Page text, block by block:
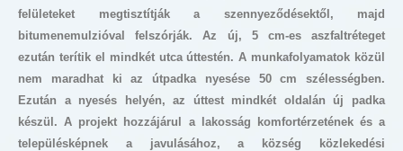
felületeket megtisztítják a szennyeződésektől, majd
bitumenemulzióval felszórják. Az új, 5 cm-es aszfaltréteget
ezután terítik el mindkét utca úttestén. A munkafolyamatok közül
nem maradhat ki az útpadka nyesése 50 cm szélességben.
Ezután a nyesés helyén, az úttest mindkét oldalán új padka
készül. A projekt hozzájárul a lakosság komfortérzetének és a
településképnek a javulásához, a község közlekedési